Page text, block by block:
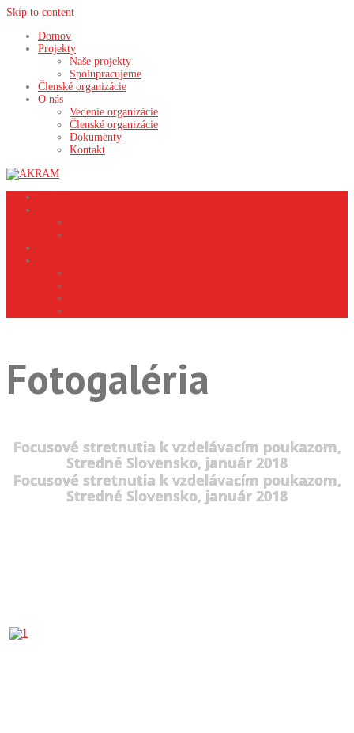
Skip to content
Domov
Projekty
Naše projekty
Spolupracujeme
Členské organizácie
O nás
Vedenie organizácie
Členské organizácie
Dokumenty
Kontakt
Fotogaléria
Focusové stretnutia k vzdelávacím poukazom,
Stredné Slovensko, január 2018
Focusové stretnutia k vzdelávacím poukazom,
Stredné Slovensko, január 2018